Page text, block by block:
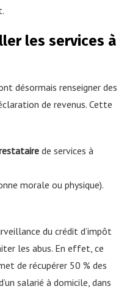
les services à
désormais renseigner des
de revenus. Cette
de services à
morale ou physique).
du crédit d’impôt
les abus. En effet, ce
de récupérer 50 % des
salarié à domicile, dans